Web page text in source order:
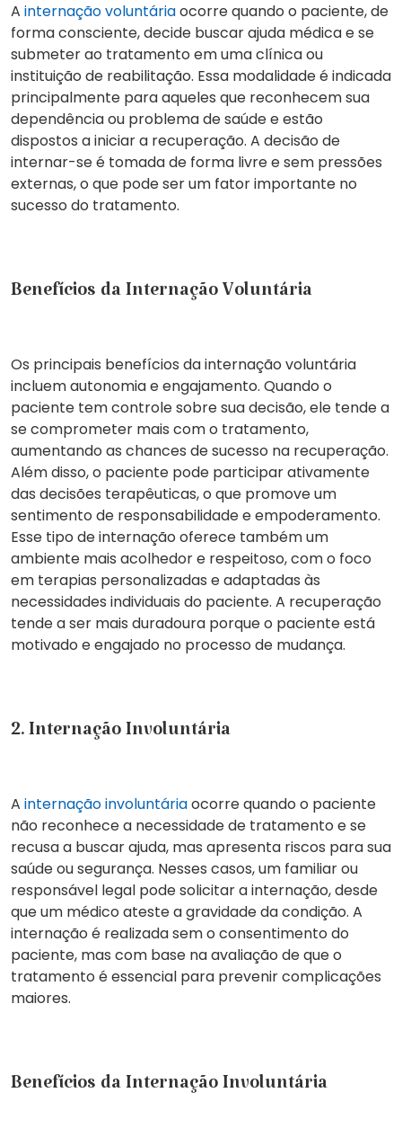
A internação voluntáriaocorre quando o paciente, de
forma consciente, decide buscar ajuda médica e se
submeter ao tratamento em uma clínica ou
instituição de reabilitação. Essa modalidade é indicada
principalmente para aqueles que reconhecem sua
dependência ou problema de saúde e estão
dispostos a iniciar a recuperação. A decisão de
internar-se é tomada de forma livre e sem pressões
externas, o que pode ser um fator importante no
sucesso do tratamento.
Benefícios da Internação Voluntária
Os principais benefícios dainternação voluntária
incluemautonomiaeengajamento. Quando o
paciente tem controle sobre sua decisão, ele tende a
se comprometer mais com o tratamento,
aumentando as chances de sucesso na recuperação.
Além disso, o paciente pode participar ativamente
das decisões terapêuticas, o que promove um
sentimento de responsabilidadeeempoderamento.
Esse tipo de internação oferece também um
ambiente mais acolhedor e respeitoso, com o foco
em terapias personalizadas e adaptadas às
necessidades individuais do paciente. A recuperação
tende a ser mais duradoura porque o paciente está
motivado e engajado no processo de mudança.
2. Internação Involuntária
A internação involuntáriaocorre quando o paciente
não reconhece a necessidade de tratamento e se
recusa a buscar ajuda, mas apresenta riscos para sua
saúde ou segurança. Nesses casos, um familiar ou
responsável legal pode solicitar a internação, desde
que um médico ateste a gravidade da condição. A
internação é realizada sem o consentimento do
paciente, mas com base na avaliação de que o
tratamento é essencial para prevenir complicações
maiores.
Benefícios da Internação Involuntária